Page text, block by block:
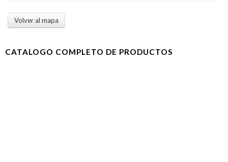
Volver al mapa
CATALOGO COMPLETO DE PRODUCTOS